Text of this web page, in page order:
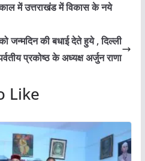
में उत्तराखंड में विकास के नये
जन्मदिन की बधाई देते हुये , दिल्ली
प्रकोष्ठ के अध्यक्ष अर्जुन राणा
Like